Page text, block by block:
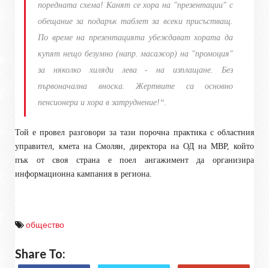
поредната схема! Канят се хора на "презентации" с
обещание за подарък таблет за всеки присъстващ.
По време на презентацията убеждават хората да
купят нещо безумно (напр. масажор) на "промоция"
за няколко хиляди лева - на изплащане. Без
първоначална вноска. Жертвите са основно
пенсионери и хора в затруднение!“.
Той е провел разговори за тази порочна практика с областния
управител, кмета на Смолян, директора на ОД на МВР, който
пък от своя страна е поел ангажимент да организира
информационна кампания в региона.
общество
Share To: